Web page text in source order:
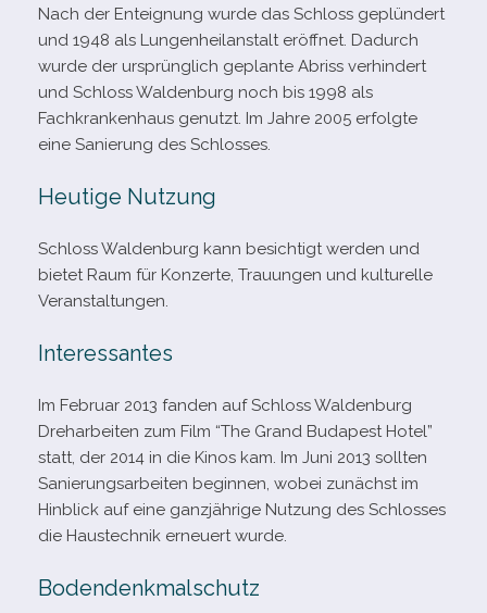
Nach der Enteignung wurde das Schloss geplün­dert
und 1948 als Lungenheilanstalt eröff­net. Dadurch
wurde der ursprüng­lich geplante Abriss ver­hin­dert
und Schloss Waldenburg noch bis 1998 als
Fachkrankenhaus genutzt. Im Jahre 2005 erfolgte
eine Sanierung des Schlosses.
Heutige Nutzung
Schloss Waldenburg kann besich­tigt wer­den und
bie­tet Raum für Konzerte, Trauungen und kul­tu­relle
Veranstaltungen.
Interessantes
Im Februar 2013 fan­den auf Schloss Waldenburg
Dreharbeiten zum Film “The Grand Budapest Hotel”
statt, der 2014 in die Kinos kam. Im Juni 2013 soll­ten
Sanierungsarbeiten begin­nen, wobei zunächst im
Hinblick auf eine ganz­jäh­rige Nutzung des Schlosses
die Haustechnik erneu­ert wurde.
Bodendenkmalschutz